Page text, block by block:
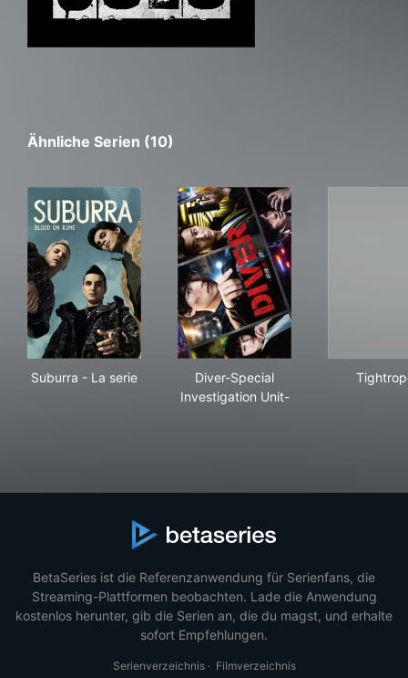
Ähnliche Serien (10)
Suburra - La serie
Diver-Special
Investigation Unit-
BetaSeries ist die Referenzanwendung für Serienfans, die
Streaming-Plattformen beobachten. Lade die Anwendung
kostenlos herunter, gib die Serien an, die du magst, und erhalte
sofort Empfehlungen.
Serienverzeichnis· Filmverzeichnis